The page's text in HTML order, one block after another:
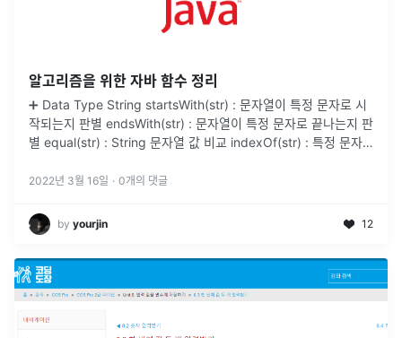
알고리즘을 위한 자바 함수 정리
➕ Data Type String startsWith(str) : 문자열이 특정 문자로 시
작되는지 판별 endsWith(str) : 문자열이 특정 문자로 끝나는지 판
별 equal(str) : String 문자열 값 비교 indexOf(str) : 특정 문자
2022년 3월 16일 · 0개의 댓글
by yourjin 12